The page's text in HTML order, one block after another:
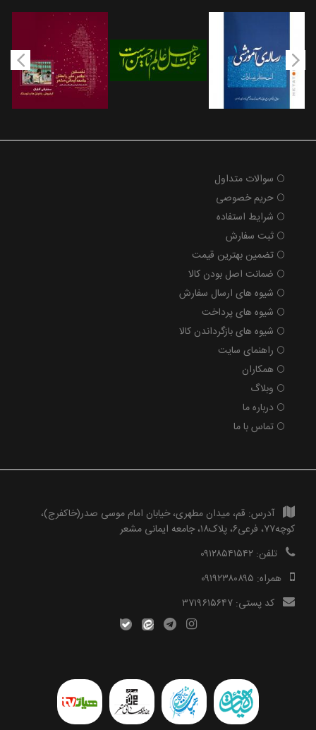
سوالات متداول
حریم خصوصی
شرایط استفاده
ثبت سفارش
تضمین بهترین قیمت
ضمانت اصل بودن کالا
شیوه های ارسال سفارش
شیوه های پرداخت
شیوه های بازگرداندن کالا
راهنمای سایت
همکاران
وبلاگ
درباره ما
تماس با ما
آدرس: قم، میدان مطهری، خیابان امام موسی صدر(خاکفرج)،
کوچه۷۷، فرعی۶، پلاک۱۸، جامعه ایمانی مشعر
تلفن: ۰۹۱۲۸۵۴۱۵۴۲
همراه: ۰۹۱۹۲۳۸۰۸۹۵
کد پستی: ۳۷۱۹۶۱۵۶۴۷